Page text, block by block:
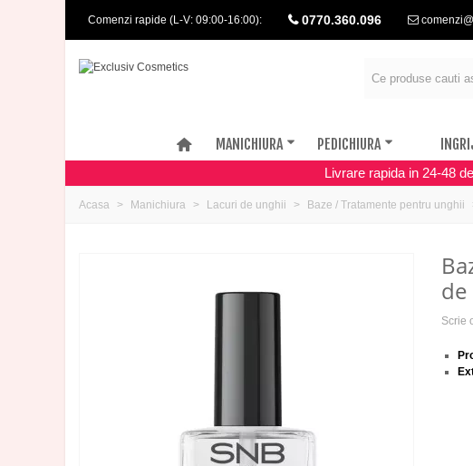
Comenzi rapide (L-V: 09:00-16:00): 0770.360.096
MANICHIURA PEDICHIURA
Livrare rapida in 24-48
Acasa Manichiura Lacuri de unghii Baze / Tratamente pentru unghii
de
Scrie